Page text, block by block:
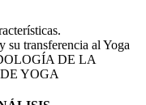
su transferencia al Yoga
DE LA
YOGA